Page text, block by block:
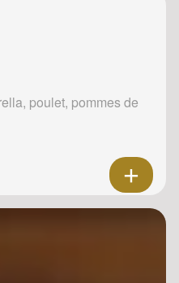
poulet, pommes de